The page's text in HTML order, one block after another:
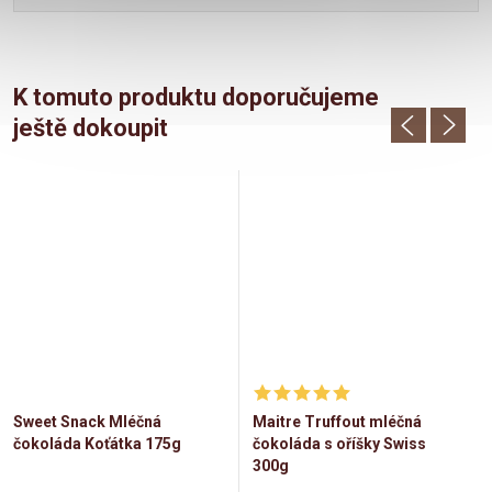
K tomuto produktu doporučujeme
ještě dokoupit
Sweet Snack Mléčná
čokoláda Koťátka 175g
Maitre Truffout mléčná
čokoláda s oříšky Swiss
300g